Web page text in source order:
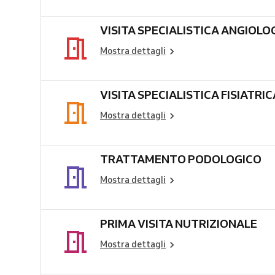
VISITA SPECIALISTICA
Mostra dettagli
VISITA SPECIALISTICA
Mostra dettagli
TRATTAMENTO PODOLOGICO
Mostra dettagli
PRIMA VISITA NUTRIZIONALE
Mostra dettagli